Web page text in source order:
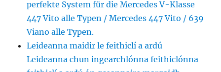
perfekte System für die Mercedes V-Klasse
447 Vito alle Typen / Mercedes 447 Vito / 639
Viano alle Typen.
Leideanna maidir le feithiclí a ardú
Leideanna chun ingearchlónna feithiclónna